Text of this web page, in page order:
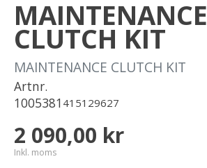
MAINTENANCE
CLUTCH KIT
MAINTENANCE CLUTCH KIT
Artnr.
1005381 415129627
2 090,00 kr
Inkl. moms